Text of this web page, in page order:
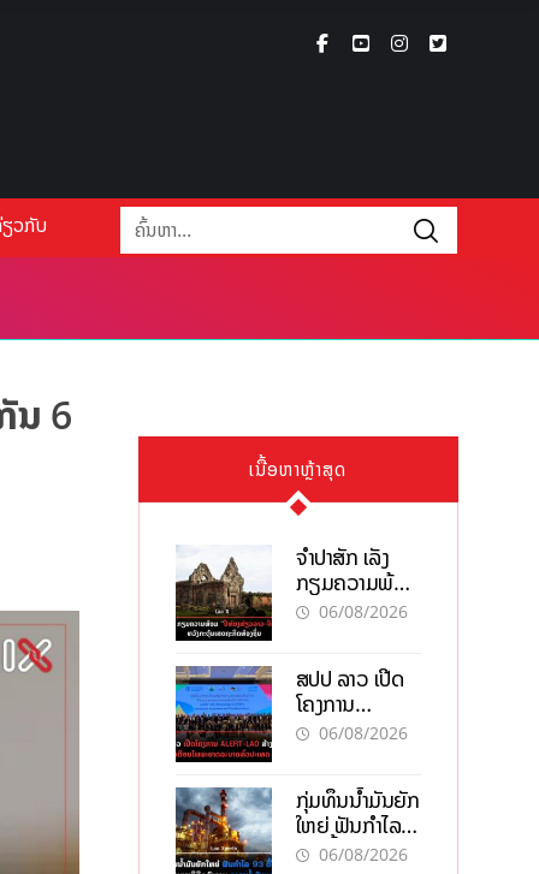
ວກັບ
ນ 6
ເນື້ອຫາຫຼ້າສຸດ
ຈຳປາສັກ ເລັ່ງ
ກຽມຄວາມພ້ອມ
“ປີທ່ອງທ່ຽວ
ເສດຖະກິດ
ທ້ອງຖິ່ນ
06/08/2026
ສປປ ລາວ ເປີດ
ໂຄງການ
ALERT-LAO
ລະບາດທົ່ວ
ປະເທດ
06/08/2026
ກຸ່ມທຶນນ້ຳມັນຍັກ
ໃຫຍ່ ຟັນກຳໄລ
93 ຕື້ໂດລາ
06/08/2026